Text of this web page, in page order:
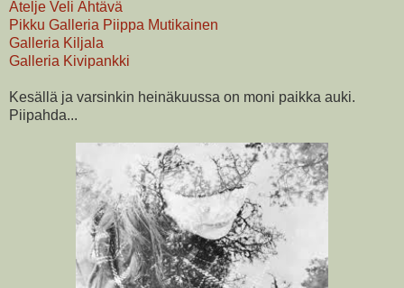
Atelje Veli Ähtävä
Pikku Galleria Piippa Mutikainen
Galleria Kiljala
Galleria Kivipankki
Kesällä ja varsinkin heinäkuussa on moni paikka auki.
Piipahda...